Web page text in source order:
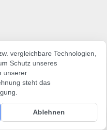
vergleichbare Technologien,
Schutz unseres
unserer
steht das
Ablehnen